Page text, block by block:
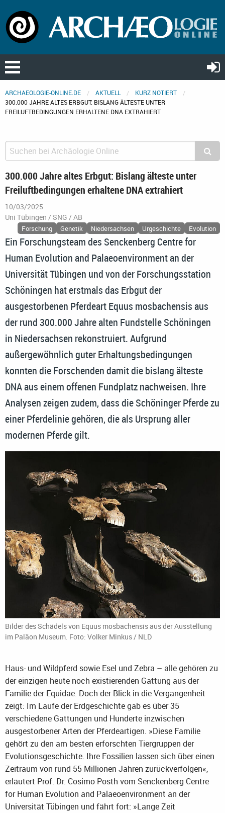
ARCHAEOLOGIE-ONLINE.DE AKTUELL
KURZ NOTIERT
300.000 JAHRE ALTES ERBGUT: BISLANG ÄLTESTE UNTER
FREILUFTBEDINGUNGEN ERHALTENE DNA EXTRAHIERT
300.000 Jahre altes Erbgut: Bislang älteste unter
Freiluftbedingungen erhaltene DNA extrahiert
10/03/2025
Uni Tübingen / SNG / AB
Forschung Genetik Niedersachsen Urgeschichte Evolution
Ein Forschungsteam des Senckenberg Centre for
Human Evolution and Palaeoenvironment an der
Universität Tübingen und von der Forschungsstation
Schöningen hat erstmals das Erbgut der
ausgestorbenen Pferdeart Equus mosbachensis aus
der rund 300.000 Jahre alten Fundstelle Schöningen
in Niedersachsen rekonstruiert. Aufgrund
außergewöhnlich guter Erhaltungsbedingungen
konnten die Forschenden damit die bislang älteste
DNA aus einem offenen Fundplatz nachweisen. Ihre
Analysen zeigen zudem, dass die Schöninger Pferde zu
einer Pferdelinie gehören, die als Ursprung aller
modernen Pferde gilt.
Bilder des Schädels von Equus mosbachensis aus der Ausstellung
im Paläon Museum. Foto: Volker Minkus / NLD
Haus- und Wildpferd sowie Esel und Zebra – alle gehören zu
der einzigen heute noch existierenden Gattung aus der
Familie der Equidae. Doch der Blick in die Vergangenheit
zeigt: Im Laufe der Erdgeschichte gab es über 35
verschiedene Gattungen und Hunderte inzwischen
ausgestorbener Arten der Pferdeartigen. »Diese Familie
gehört zu den am besten erforschten Tiergruppen der
Evolutionsgeschichte. Ihre Fossilien lassen sich über einen
Zeitraum von rund 55 Millionen Jahren zurückverfolgen«,
erläutert Prof. Dr. Cosimo Posth vom Senckenberg Centre
for Human Evolution and Palaeoenvironment an der
Universität Tübingen und fährt fort: »Lange Zeit